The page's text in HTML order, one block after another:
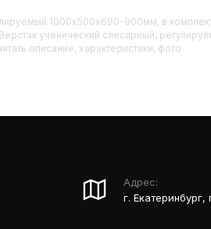
1000х500х690-900мм, в
ученический слесарный,
описание, характеристики, фото
Адрес:
г. Екатеринбург,